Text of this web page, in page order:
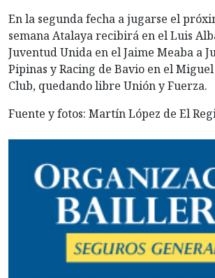
En la segunda fecha a jugarse el
semana Atalaya recibirá en el Luis
Juventud Unida en el Jaime Meaba a
Pipinas y Racing de Bavio en el
Club, quedando libre Unión y Fuerza.
Fuente y fotos: Martín López de El